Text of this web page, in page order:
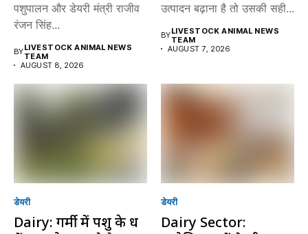
पशुपालन और डेयरी मंत्री राजीव
रंजन सिंह...
BYLIVESTOCK ANIMAL NEWS
TEAM
AUGUST 8, 2026
उत्पादन बढ़ाना है तो उसकी सही...
BYLIVESTOCK ANIMAL NEWS
TEAM
AUGUST 7, 2026
डेयरी
Dairy: गर्मी में पशु के दूध
डेयरी
Dairy Sector: